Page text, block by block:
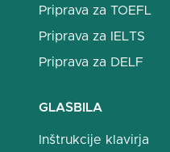
Priprava za TOEFL
Priprava za IELTS
Priprava za DELF
GLASBILA
Inštrukcije klavirja